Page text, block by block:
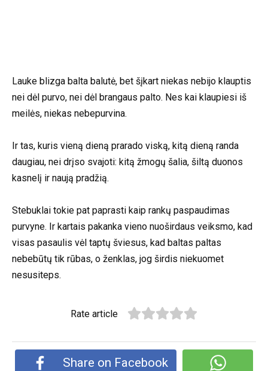
Lauke blizga balta balutė, bet šįkart niekas nebijo klauptis
nei dėl purvo, nei dėl brangaus palto. Nes kai klaupiesi iš
meilės, niekas nebepurvina.
Ir tas, kuris vieną dieną prarado viską, kitą dieną randa
daugiau, nei drįso svajoti: kitą žmogų šalia, šiltą duonos
kasnelį ir naują pradžią.
Stebuklai tokie pat paprasti kaip rankų paspaudimas
purvyne. Ir kartais pakanka vieno nuoširdaus veiksmo, kad
visas pasaulis vėl taptų šviesus, kad baltas paltas
nebebūtų tik rūbas, o ženklas, jog širdis niekuomet
nesusiteps.
Rate article
Share on Facebook